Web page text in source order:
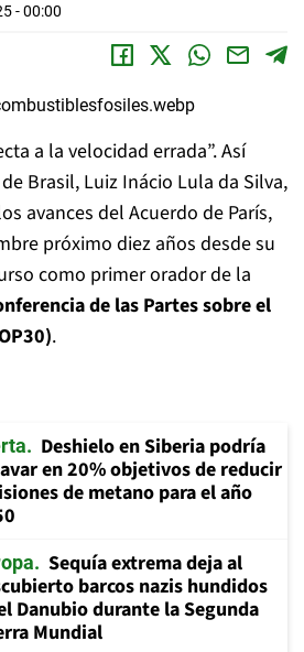
- 00:00
a la velocidad errada”. Así
Brasil, Luiz Inácio Lula da Silva,
avances del Acuerdo de París,
próximo diez años desde su
como primer orador de la
de las Partes sobre el
.
Deshielo en Siberia podría
en 20% objetivos de reducir
de metano para el año
Sequía extrema deja al
barcos nazis hundidos
Danubio durante la Segunda
Mundial